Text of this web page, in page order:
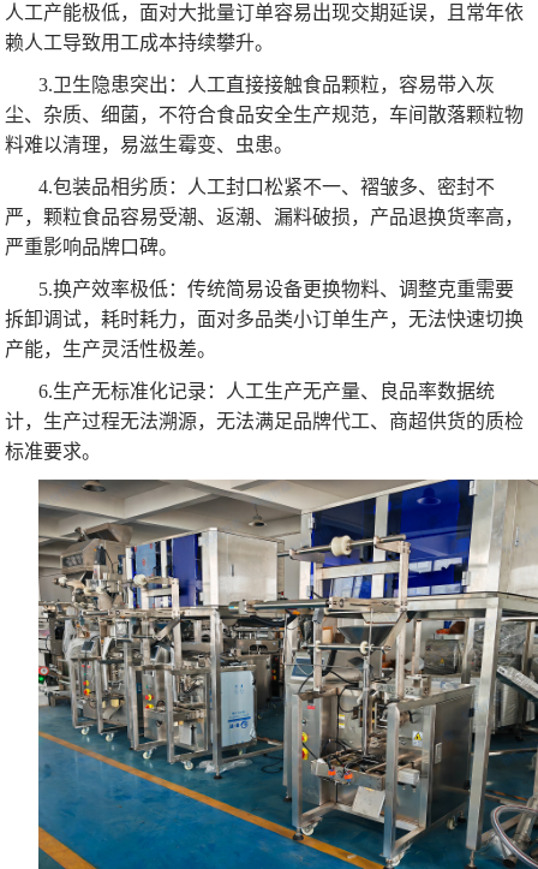
人工产能极低，面对大批量订单容易出现交期延误，且常年依
赖人工导致用工成本持续攀升。
3.卫生隐患突出：人工直接接触食品颗粒，容易带入灰
尘、杂质、细菌，不符合食品安全生产规范，车间散落颗粒物
料难以清理，易滋生霉变、虫患。
4.包装品相劣质：人工封口松紧不一、褶皱多、密封不
严，颗粒食品容易受潮、返潮、漏料破损，产品退换货率高，
严重影响品牌口碑。
5.换产效率极低：传统简易设备更换物料、调整克重需要
拆卸调试，耗时耗力，面对多品类小订单生产，无法快速切换
产能，生产灵活性极差。
6.生产无标准化记录：人工生产无产量、良品率数据统
计，生产过程无法溯源，无法满足品牌代工、商超供货的质检
标准要求。